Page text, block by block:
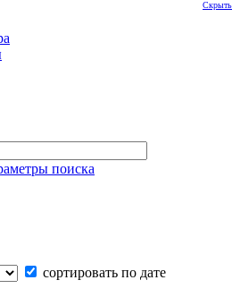
поиска
сортировать по дате
Скрыть